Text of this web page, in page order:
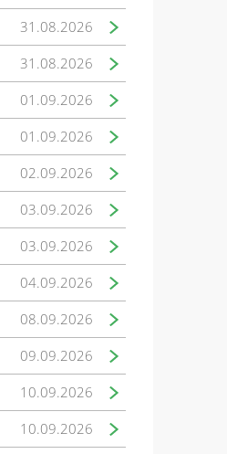
31.08.2026
31.08.2026
01.09.2026
01.09.2026
02.09.2026
03.09.2026
03.09.2026
04.09.2026
08.09.2026
09.09.2026
10.09.2026
10.09.2026